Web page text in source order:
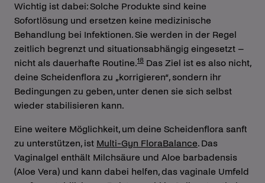
Wichtig ist dabei: Solche Produkte sind keine
Sofortlösung und ersetzen keine medizinische
Behandlung bei Infektionen. Sie werden in der Regel
zeitlich begrenzt und situationsabhängig eingesetzt –
nicht als dauerhafte Routine.18 Das Ziel ist es also nicht,
deine Scheidenflora zu „korrigieren“, sondern ihr
Bedingungen zu geben, unter denen sie sich selbst
wieder stabilisieren kann.
Eine weitere Möglichkeit, um deine Scheidenflora sanft
zu unterstützen, ist Multi-Gyn FloraBalance. Das
Vaginalgel enthält Milchsäure und Aloe barbadensis
(Aloe Vera) und kann dabei helfen, das vaginale Umfeld